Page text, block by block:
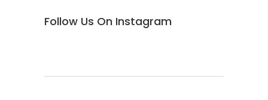
Follow Us On Instagram